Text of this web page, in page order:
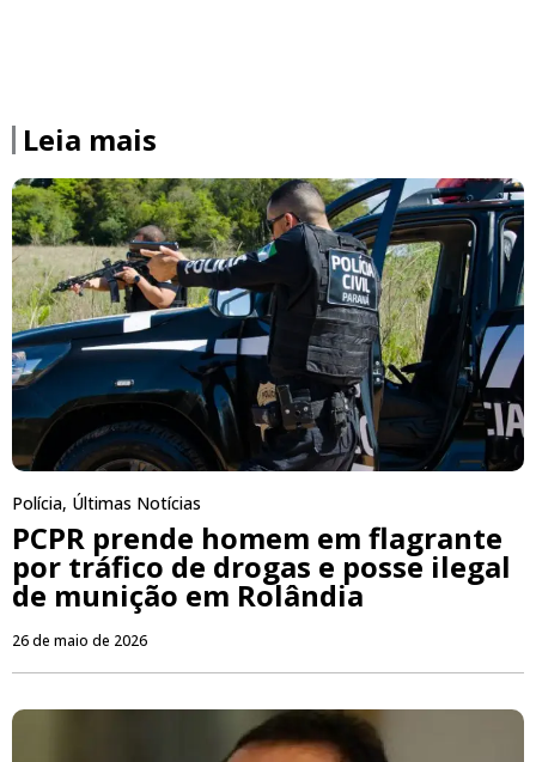
Leia mais
Polícia, Últimas Notícias
PCPR prende homem em flagrante
por tráfico de drogas e posse ilegal
de munição em Rolândia
26 de maio de 2026